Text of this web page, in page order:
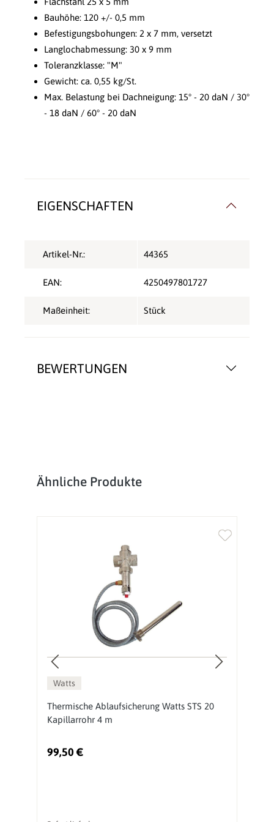
Bauhöhe: 120 +/- 0,5 mm
Befestigungsbohungen: 2 x 7 mm, versetzt
Langlochabmessung: 30 x 9 mm
Toleranzklasse: "M"
Gewicht: ca. 0,55 kg/St.
Max. Belastung bei Dachneigung: 15° - 20 daN / 30°
- 18 daN / 60° - 20 daN
BEWERTUNGEN
EIGENSCHAFTEN
Artikel-Nr.: 44365
EAN: 4250497801727
Maßeinheit: Stück
Produktgalerie überspringen
Ähnliche Produkte
Watts
Thermische Ablaufsicherung Watts STS 20
Kapillarrohr 4 m
99,50 €